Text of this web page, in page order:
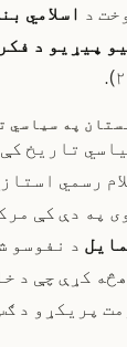
د اسلامي
پیړیو د
په سیاسي
تاریخ
رسمي
په دې کې
د نفوسو
کړې چې د
پریکړو د